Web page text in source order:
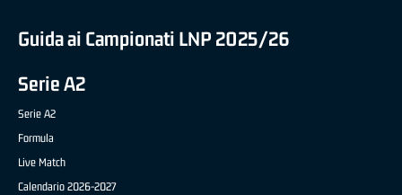
Guida ai Campionati LNP 2025/26
Serie A2
Serie A2
Formula
Live Match
Calendario 2026-2027